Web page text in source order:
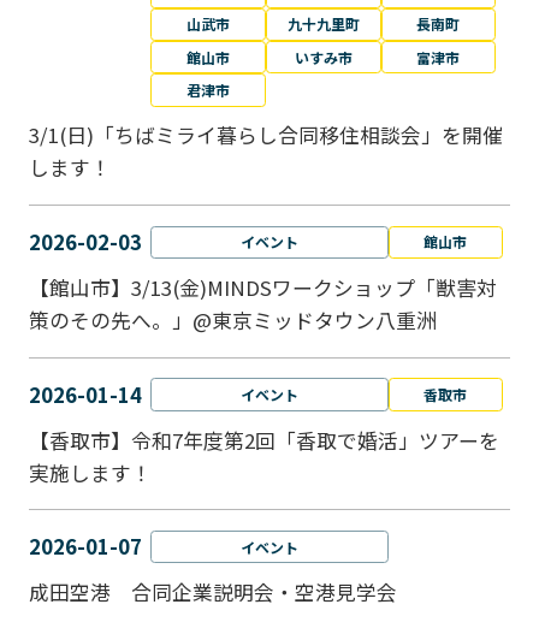
山武市
九十九里町
長南町
館山市
いすみ市
富津市
君津市
3/1(日)「ちばミライ暮らし合同移住相談会」を開催
します！
2026-02-03 イベント 館山市
【館山市】3/13(金)MINDSワークショップ「獣害対
策のその先へ。」@東京ミッドタウン八重洲
2026-01-14 イベント 香取市
【香取市】令和7年度第2回「香取で婚活」ツアーを
実施します！
2026-01-07 イベント
成田空港 合同企業説明会・空港見学会